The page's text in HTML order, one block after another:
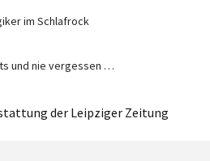
im Schlafrock
und nie vergessen …
der Leipziger Zeitung